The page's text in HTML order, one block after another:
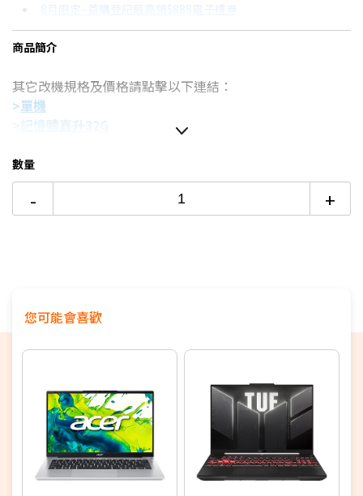
6期 0利率
12期 0利率
18期 0利率
6期
12期
$6,241
$13,357
$6,678
18家銀行/業者
18家銀行/業者
8月限定~首購登記最高領$888電子禮券
台灣大哥大Open Possible聯名卡滿額最高回饋25%
更多信用卡分期0利率滿額享回饋
AI PC是什麼？→點我看達人教你買
特仕版筆電推薦→點我看達人教你買
點我看達人教你買
電競筆電品牌哪家強？→點我看達人教你買
商品簡介
其它改機規格及價格請點擊以下連結：
>單機
記憶體直升32G
處理器：Intel Core Ultra 7 255HX
顯示晶片：NVIDIAR GeForce RTX 5060 8G
記憶體：16GB DDR5
+16G DDR5 (16G記憶體由工程師拆
裝)
作業系統：Windows 11 Home
數量
- +
您可能會喜歡